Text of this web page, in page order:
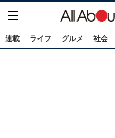
連載 ライフ グルメ 社会